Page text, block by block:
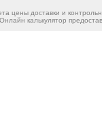
цены доставки и
калькулятор